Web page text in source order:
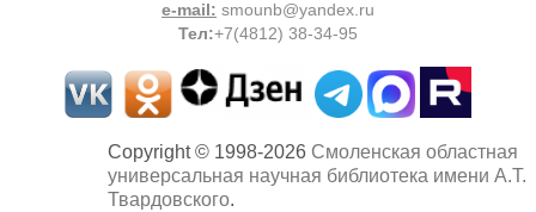
e-mail: smounb@yandex.ru
Тел:+7(4812) 38-34-95
Copyright © 1998-2026 Смоленская областная
универсальная научная библиотека имени А.Т.
Твардовского.